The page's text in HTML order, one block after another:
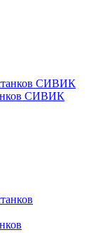
СИВИК